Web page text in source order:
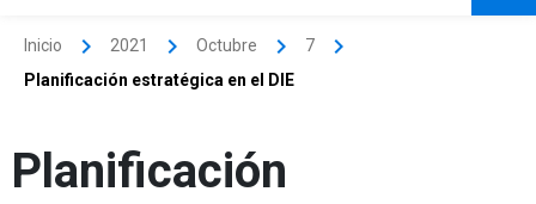
Inicio 2021 Octubre
7
Planificación estratégica en el DIE
Planificación